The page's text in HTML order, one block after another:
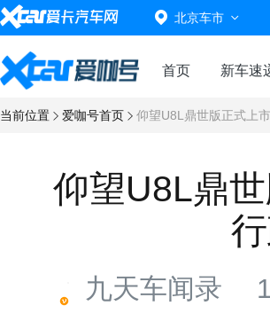
北京车市
首页 新车速
当前位置 爱咖号首页 仰望U8L鼎世版正式上
仰望U8L鼎
九天车闻录